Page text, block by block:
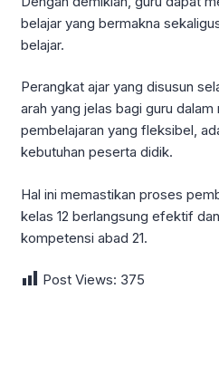
belajar yang bermakna
belajar.
Perangkat ajar yang disusun
arah yang jelas bagi guru
pembelajaran yang fleksibel,
kebutuhan peserta didik.
Hal ini memastikan proses
kelas 12 berlangsung efektif
kompetensi abad 21.
Post Views: 375